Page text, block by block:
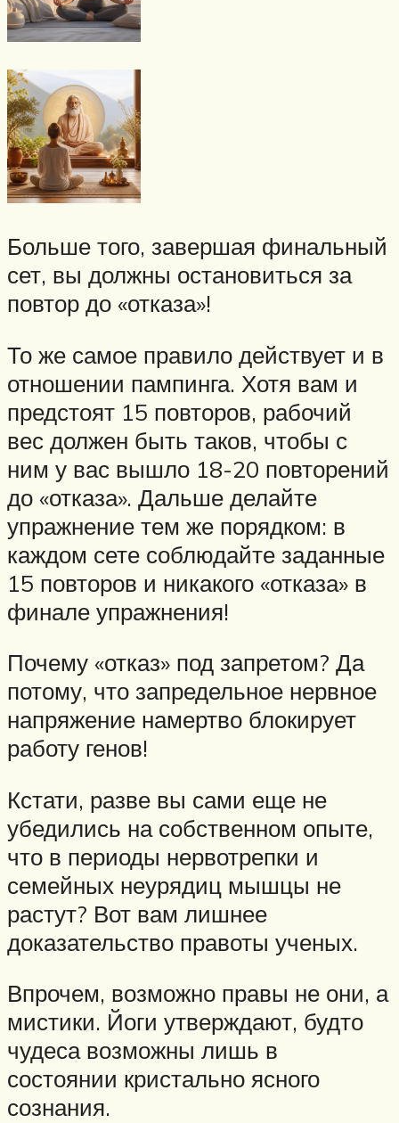
Больше того, завершая финальный
сет, вы должны остановиться за
повтор до «отказа»!
То же самое правило действует и в
отношении пампинга. Хотя вам и
предстоят 15 повторов, рабочий
вес должен быть таков, чтобы с
ним у вас вышло 18-20 повторений
до «отказа». Дальше делайте
упражнение тем же порядком: в
каждом сете соблюдайте заданные
15 повторов и никакого «отказа» в
финале упражнения!
Почему «отказ» под запретом? Да
потому, что запредельное нервное
напряжение намертво блокирует
работу генов!
Кстати, разве вы сами еще не
убедились на собственном опыте,
что в периоды нервотрепки и
семейных неурядиц мышцы не
растут? Вот вам лишнее
доказательство правоты ученых.
Впрочем, возможно правы не они, а
мистики. Йоги утверждают, будто
чудеса возможны лишь в
состоянии кристально ясного
сознания.